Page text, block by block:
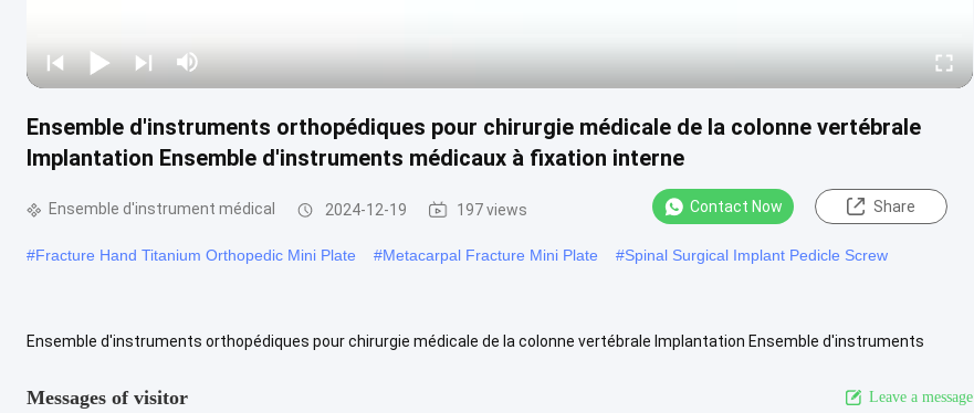
Ensemble d'instruments orthopédiques pour chirurgie médicale de la colonne vertébrale
Implantation Ensemble d'instruments médicaux à fixation interne
Ensemble d'instrument médical 2024-12-19 197 views Contact Now Share
#Fracture Hand Titanium Orthopedic Mini Plate #Metacarpal Fracture Mini Plate #Spinal Surgical Implant Pedicle Screw
Ensemble d'instruments orthopédiques pour chirurgie médicale de la colonne vertébrale Implantation Ensemble d'instruments
Messages of visitor Leave a message